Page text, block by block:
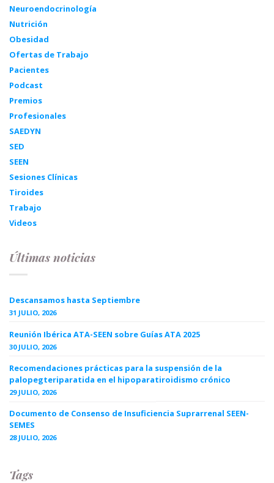
Neuroendocrinología
Nutrición
Obesidad
Ofertas de Trabajo
Pacientes
Podcast
Premios
Profesionales
SAEDYN
SED
SEEN
Sesiones Clínicas
Tiroides
Trabajo
Videos
Últimas noticias
Descansamos hasta Septiembre
31 JULIO, 2026
Reunión Ibérica ATA-SEEN sobre Guías ATA 2025
30 JULIO, 2026
Recomendaciones prácticas para la suspensión de la
palopegteriparatida en el hipoparatiroidismo crónico
29 JULIO, 2026
Documento de Consenso de Insuficiencia Suprarrenal SEEN-
SEMES
28 JULIO, 2026
Tags